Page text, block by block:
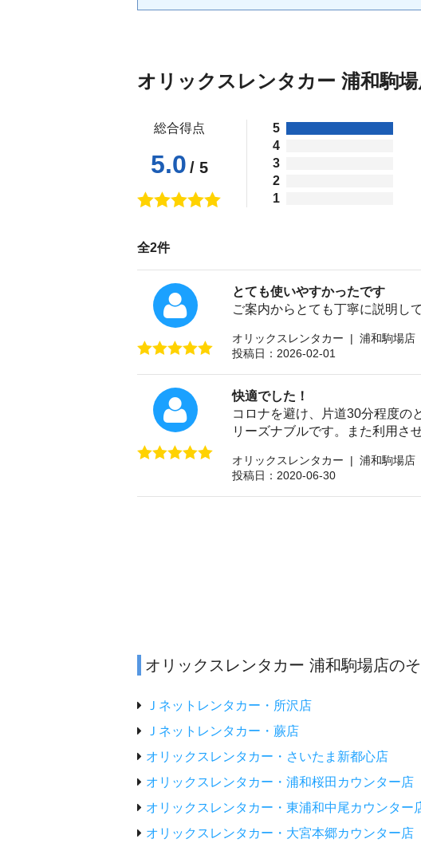
オリックスレンタカー 浦和駒
総合得点
5.0 / 5
5
4
3
2
1
全2件
とても使いやすかったです
ご案内からとても丁寧に説明し
オリックスレンタカー | 浦和駒場店
投稿日：2026-02-01
快適でした！
コロナを避け、片道30分程度の
リーズナブルです。また利用さ
オリックスレンタカー | 浦和駒場店
投稿日：2020-06-30
オリックスレンタカー 浦和駒場店の
Ｊネットレンタカー・所沢店
Ｊネットレンタカー・蕨店
オリックスレンタカー・さいたま新都心店
オリックスレンタカー・浦和桜田カウンター店
オリックスレンタカー・東浦和中尾カウンター
オリックスレンタカー・大宮本郷カウンター店